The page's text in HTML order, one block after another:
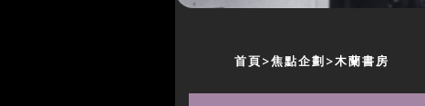
首頁 焦點企劃 木蘭書房